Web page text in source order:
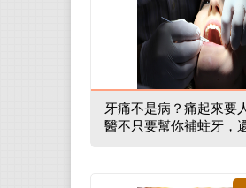
牙痛不是病？痛起來要
醫不只要幫你補蛀牙，